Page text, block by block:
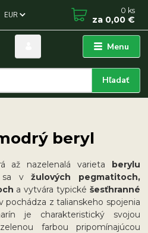
Menu
EUR
Hľadať
0 ks
za 0,00 €
beryl
až nazelenalá varieta berylu
sa vžulových pegmatitoch,
a vytvára typické šesťhranné
pochádza z talianskeho spojenia
je charakteristický svojou
farbou pripomínajúcou